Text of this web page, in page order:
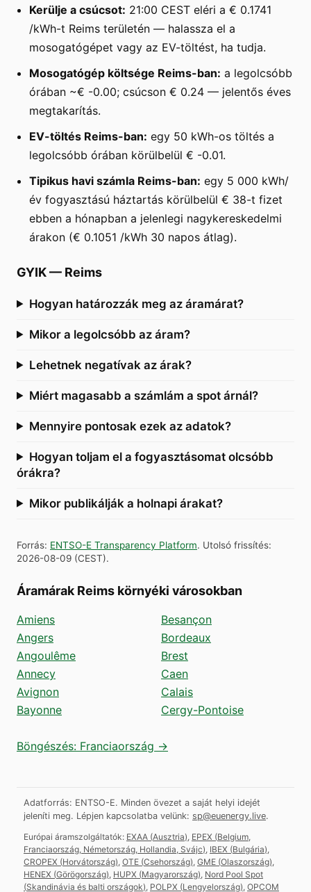
Kerülje a csúcsot: 21:00 CEST eléri a € 0.1741
/kWh-t Reims területén — halassza el a
mosogatógépet vagy az EV-töltést, ha tudja.
Mosogatógép költsége Reims-ban: a legolcsóbb
órában ~€ -0.00; csúcson € 0.24 — jelentős éves
megtakarítás.
EV-töltés Reims-ban: egy 50 kWh-os töltés a
legolcsóbb órában körülbelül € -0.01.
Tipikus havi számla Reims-ban: egy 5 000 kWh/
év fogyasztású háztartás körülbelül € 38-t fizet
ebben a hónapban a jelenlegi nagykereskedelmi
árakon (€ 0.1051 /kWh 30 napos átlag).
GYIK— Reims
Hogyan határozzák meg az áramárat?
Mikor a legolcsóbb az áram?
Lehetnek negatívak az árak?
Miért magasabb a számlám a spot árnál?
Mennyire pontosak ezek az adatok?
Hogyan toljam el a fogyasztásomat olcsóbb
órákra?
Mikor publikálják a holnapi árakat?
Forrás: ENTSO-E Transparency Platform. Utolsó frissítés:
2026-08-09 (CEST).
Áramárak Reims környéki városokban
Amiens
Angers
Angoulême
Annecy
Avignon
Bayonne
Besançon
Bordeaux
Brest
Caen
Calais
Cergy-Pontoise
Böngészés: Franciaország →
Adatforrás: ENTSO-E. Minden övezet a saját helyi idejét
jeleníti meg. Lépjen kapcsolatba velünk: sp@euenergy.live.
Európai áramszolgáltatók: EXAA (Ausztria) EPEX (Belgium,
Franciaország, Németország, Hollandia, Svájc) IBEX (Bulgária)
CROPEX (Horvátország) OTE (Csehország) GME (Olaszország)
HENEX (Görögország) HUPX (Magyarország) Nord Pool Spot
(Skandinávia és balti országok) POLPX (Lengyelország) OPCOM